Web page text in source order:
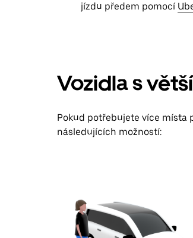
jízdu předem pomocí
Vozidla s
Pokud potřebujete více místa
následujících možností: